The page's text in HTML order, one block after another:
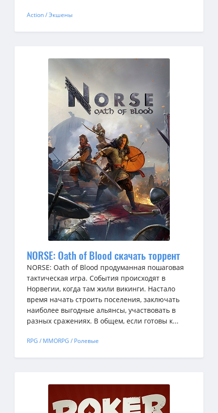
Action / Экшены
NORSE: Oath of Blood скачать торрент
NORSE: Oath of Blood продуманная пошаговая
тактическая игра. События происходят в
Норвегии, когда там жили викинги. Настало
время начать строить поселения, заключать
наиболее выгодные альянсы, участвовать в
разных сражениях. В общем, если готовы к...
RPG / MMORPG / Ролевые